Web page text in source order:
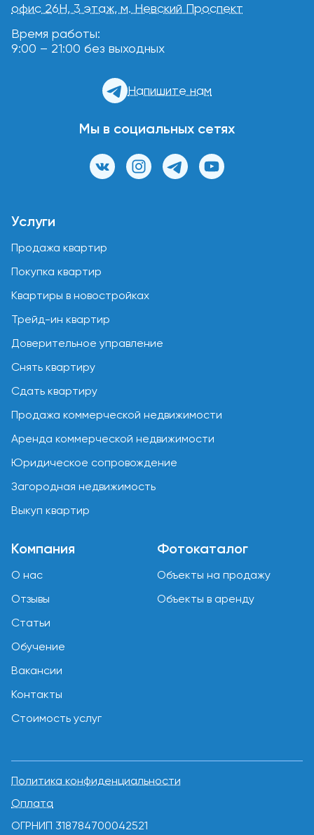
офис 26Н, 3 этаж, м. Невский Проспект
Время работы:
9:00 – 21:00 без выходных
Напишите нам
Мы в социальных сетях
Услуги
Продажа квартир
Покупка квартир
Квартиры в новостройках
Трейд-ин квартир
Доверительное управление
Снять квартиру
Сдать квартиру
Продажа коммерческой недвижимости
Аренда коммерческой недвижимости
Юридическое сопровождение
Загородная недвижимость
Выкуп квартир
Компания
О нас
Отзывы
Статьи
Обучение
Вакансии
Контакты
Стоимость услуг
Фотокаталог
Объекты на продажу
Объекты в аренду
Политика конфиденциальности
Оплата
ОГРНИП 318784700042521